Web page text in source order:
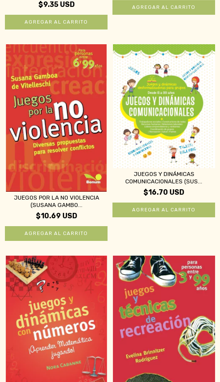
$9.35 USD
JUEGOS POR LA NO VIOLENCIA
(SUSANA GAMBO...
$10.69 USD
JUEGOS Y DINÁMICAS
COMUNICACIONALES (SUS...
$16.70 USD